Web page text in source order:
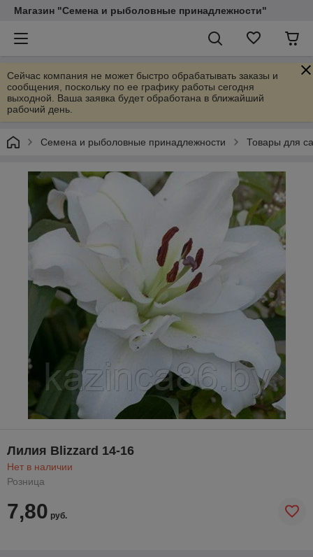
Магазин "Семена и рыболовные принадлежности"
Сейчас компания не может быстро обрабатывать заказы и
сообщения, поскольку по ее графику работы сегодня
выходной. Ваша заявка будет обработана в ближайший
рабочий день.
Семена и рыболовные принадлежности Товары для
Лилия Blizzard 14-16
Нет в наличии
Розница
7,80 руб.